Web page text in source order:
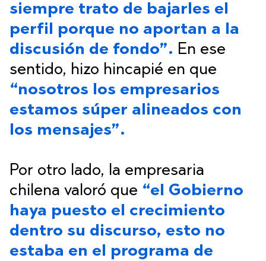
siempre trato de bajarles el
perfil porque no aportan a la
discusión de fondo”. En ese
sentido, hizo hincapié en que
“nosotros los empresarios
estamos súper alineados con
los mensajes”.
Por otro lado, la empresaria
chilena valoró que “el Gobierno
haya puesto el crecimiento
dentro su discurso, esto no
estaba en el programa de